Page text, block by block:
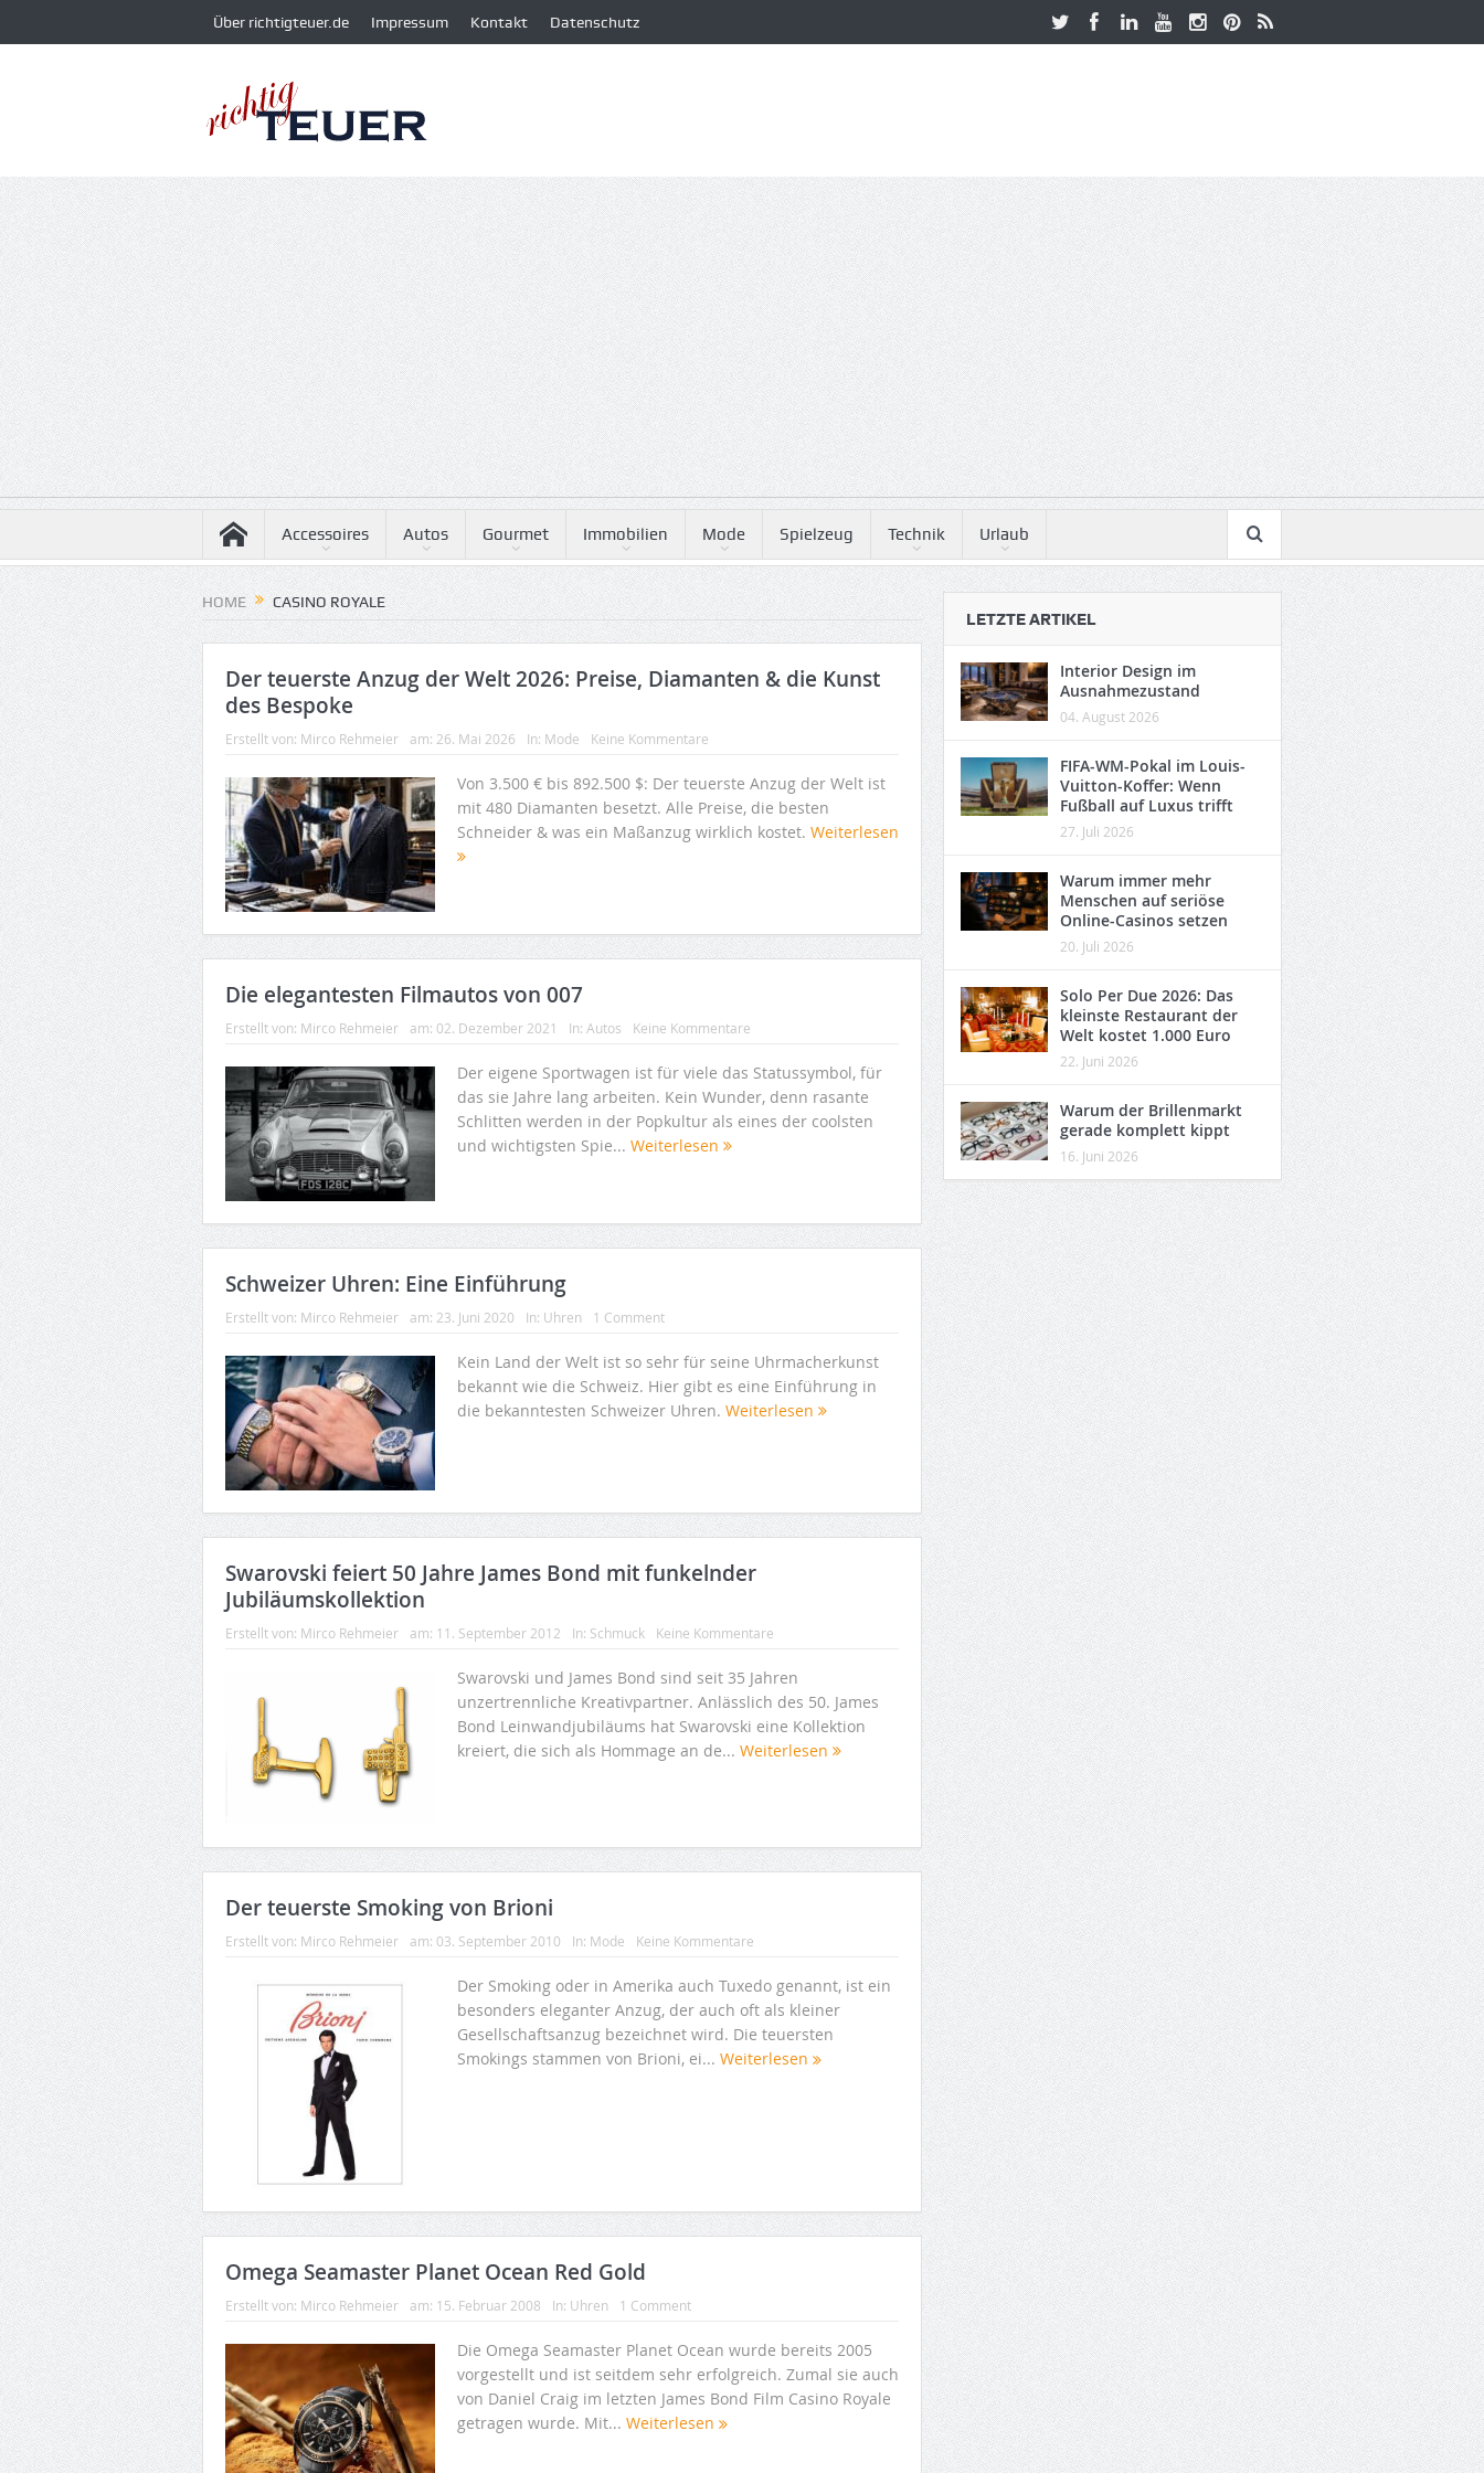
Über richtigteuer.de Impressum Kontakt Datenschutz
Accessoires Autos Gourmet Immobilien Mode Spielzeug Technik Urlaub
HOME CASINO ROYALE
Der teuerste Anzug der Welt 2026: Preise, Diamanten & die Kunst
des Bespoke
Erstellt von: Mirco Rehmeier am: 26. Mai 2026 In: Mode Keine Kommentare
Von 3.500 € bis 892.500 $: Der teuerste Anzug der Welt ist
mit 480 Diamanten besetzt. Alle Preise, die besten
Schneider & was ein Maßanzug wirklich kostet. Weiterlesen
Die elegantesten Filmautos von 007
Erstellt von: Mirco Rehmeier am: 02. Dezember 2021 In: Autos Keine Kommentare
Der eigene Sportwagen ist für viele das Statussymbol, für
das sie Jahre lang arbeiten. Kein Wunder, denn rasante
Schlitten werden in der Popkultur als eines der coolsten
und wichtigsten Spie... Weiterlesen
Schweizer Uhren: Eine Einführung
Erstellt von: Mirco Rehmeier am: 23. Juni 2020 In: Uhren 1 Comment
Kein Land der Welt ist so sehr für seine Uhrmacherkunst
bekannt wie die Schweiz. Hier gibt es eine Einführung in
die bekanntesten Schweizer Uhren. Weiterlesen
Swarovski feiert 50 Jahre James Bond mit funkelnder
Jubiläumskollektion
Erstellt von: Mirco Rehmeier am: 11. September 2012 In: Schmuck Keine Kommentare
Swarovski und James Bond sind seit 35 Jahren
unzertrennliche Kreativpartner. Anlässlich des 50. James
Bond Leinwandjubiläums hat Swarovski eine Kollektion
kreiert, die sich als Hommage an de... Weiterlesen
Der teuerste Smoking von Brioni
Erstellt von: Mirco Rehmeier am: 03. September 2010 In: Mode Keine Kommentare
Der Smoking oder in Amerika auch Tuxedo genannt, ist ein
besonders eleganter Anzug, der auch oft als kleiner
Gesellschaftsanzug bezeichnet wird. Die teuersten
Smokings stammen von Brioni, ei... Weiterlesen
Omega Seamaster Planet Ocean Red Gold
Erstellt von: Mirco Rehmeier am: 15. Februar 2008 In: Uhren 1 Comment
Die Omega Seamaster Planet Ocean wurde bereits 2005
vorgestellt und ist seitdem sehr erfolgreich. Zumal sie auch
von Daniel Craig im letzten James Bond Film Casino Royale
getragen wurde. Mit... Weiterlesen
LETZTE ARTIKEL
Interior Design im
Ausnahmezustand
04. August 2026
FIFA-WM-Pokal im Louis-
Vuitton-Koffer: Wenn
Fußball auf Luxus trifft
27. Juli 2026
Warum immer mehr
Menschen auf seriöse
Online-Casinos setzen
20. Juli 2026
Solo Per Due 2026: Das
kleinste Restaurant der
Welt kostet 1.000 Euro
22. Juni 2026
Warum der Brillenmarkt
gerade komplett kippt
16. Juni 2026